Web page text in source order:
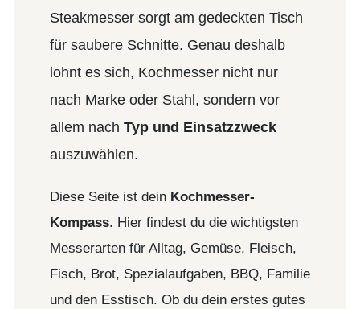
Steakmesser sorgt am gedeckten Tisch
für saubere Schnitte. Genau deshalb
lohnt es sich, Kochmesser nicht nur
nach Marke oder Stahl, sondern vor
allem nach Typ und Einsatzzweck
auszuwählen.
Diese Seite ist dein Kochmesser-
Kompass. Hier findest du die wichtigsten
Messerarten für Alltag, Gemüse, Fleisch,
Fisch, Brot, Spezialaufgaben, BBQ, Familie
und den Esstisch. Ob du dein erstes gutes